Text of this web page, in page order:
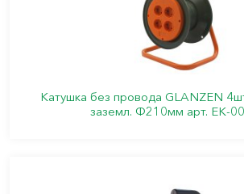
Катушка без провода GLANZEN
заземл. Ф210мм арт. EK-